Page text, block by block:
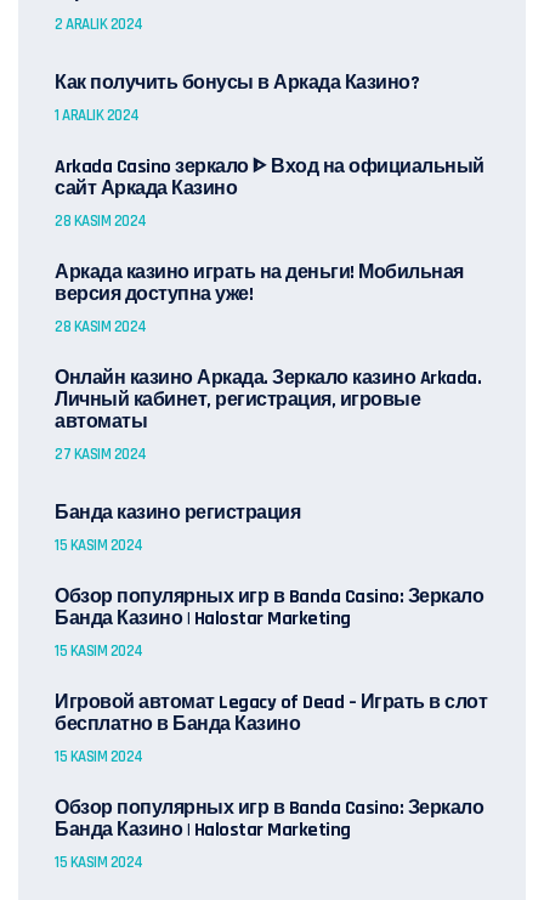
2 ARALIK 2024
Как получить бонусы в Аркада Казино?
1 ARALIK 2024
Arkada Casino зеркало ᐈ Вход на официальный
сайт Аркада Казино
28 KASIM 2024
Аркада казино играть на деньги! Мобильная
версия доступна уже!
28 KASIM 2024
Онлайн казино Аркада. Зеркало казино Arkada.
Личный кабинет, регистрация, игровые
автоматы
27 KASIM 2024
Банда казино регистрация
15 KASIM 2024
Обзор популярных игр в Banda Casino: Зеркало
Банда Казино | Halostar Marketing
15 KASIM 2024
Игровой автомат Legacy of Dead – Играть в слот
бесплатно в Банда Казино
15 KASIM 2024
Обзор популярных игр в Banda Casino: Зеркало
Банда Казино | Halostar Marketing
15 KASIM 2024